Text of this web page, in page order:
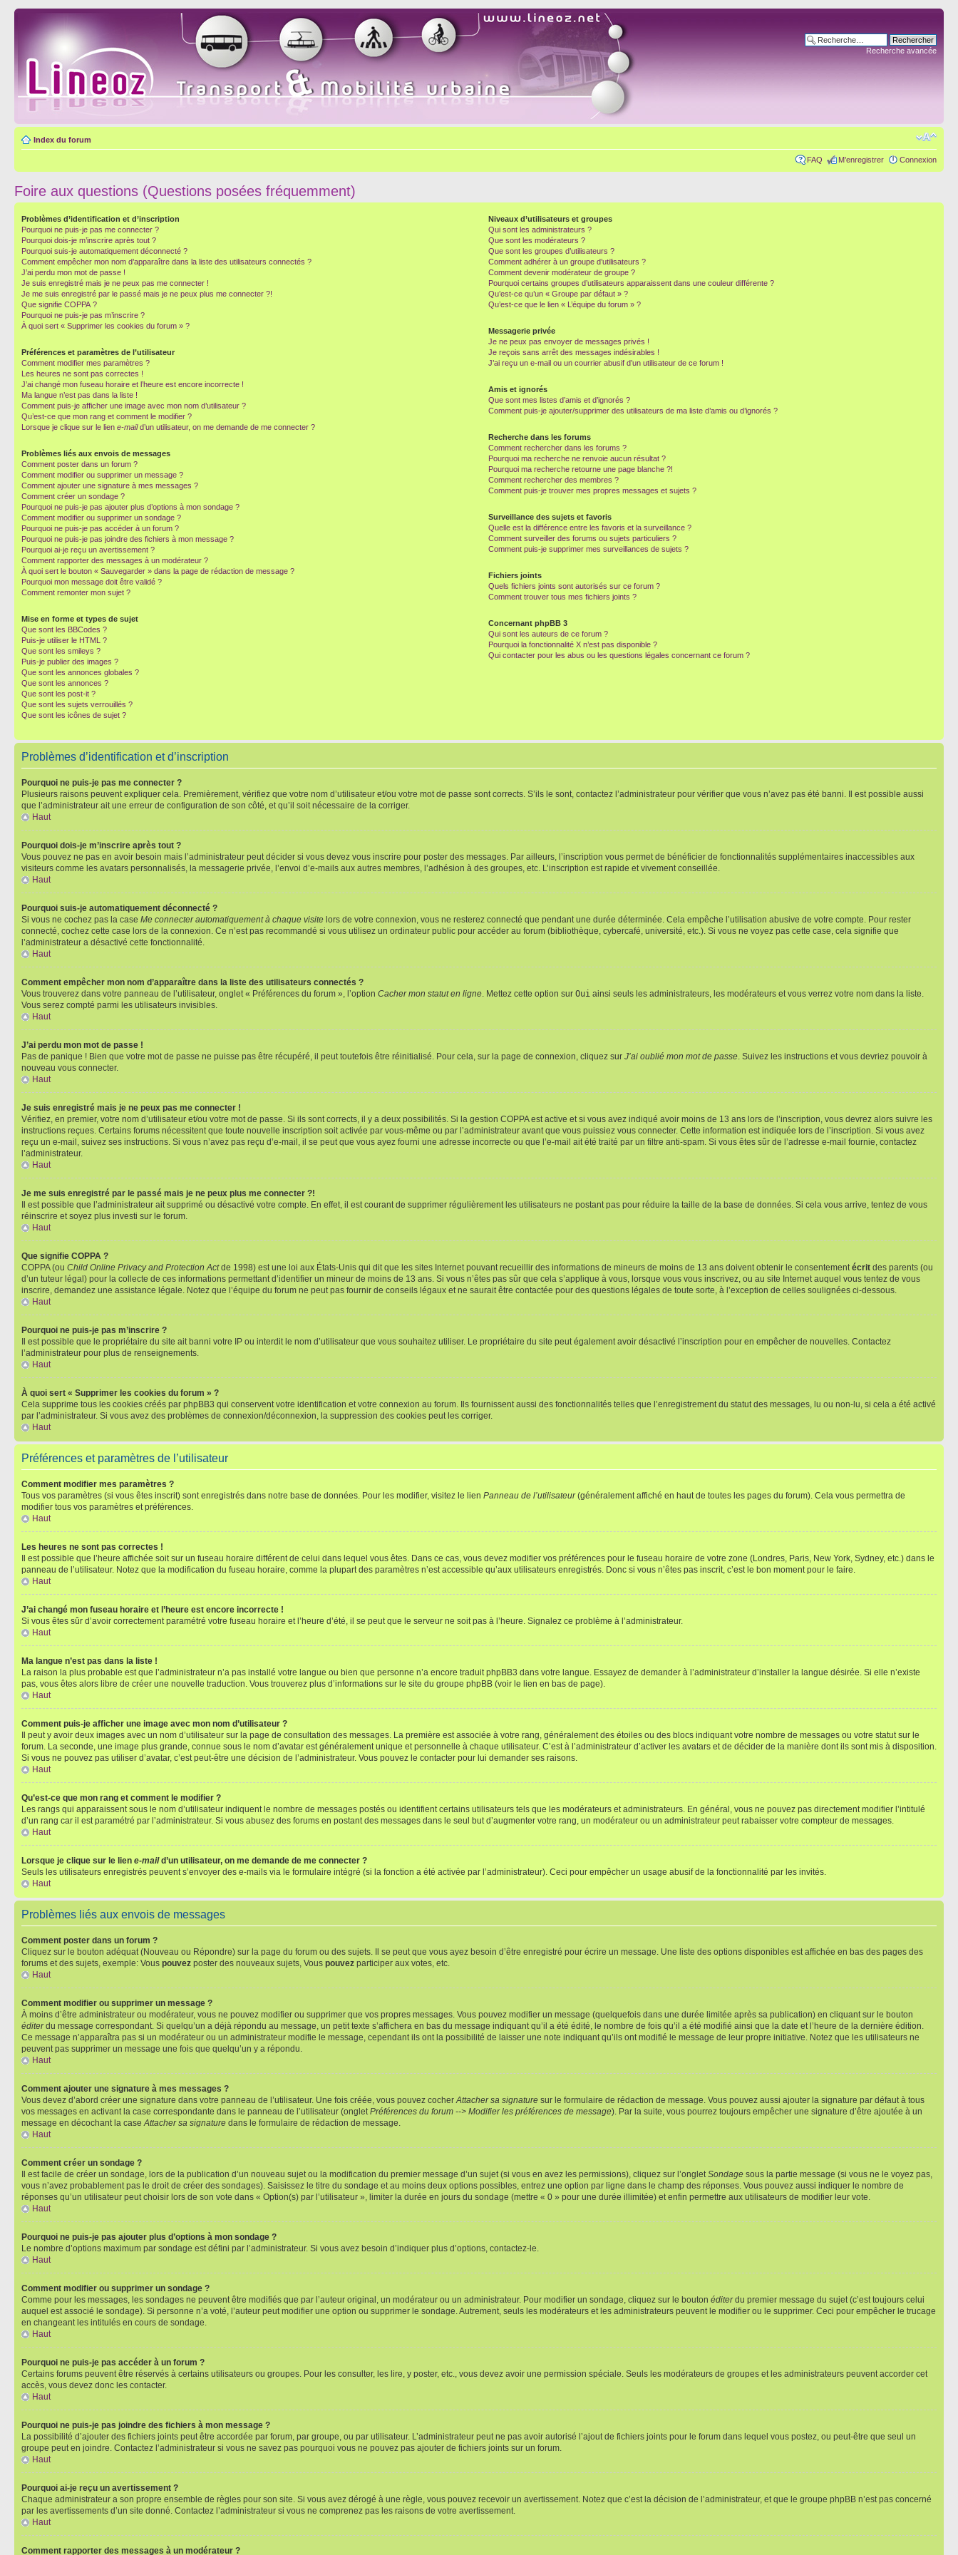
Recherche avancée
Index du forum
FAQ M’enregistrer Connexion
Foire aux questions (Questions posées fréquemment)
Problèmes d’identification et d’inscription
Pourquoi ne puis-je pas me connecter ?
Pourquoi dois-je m’inscrire après tout ?
Pourquoi suis-je automatiquement déconnecté ?
Comment empêcher mon nom d’apparaître dans la liste des utilisateurs connectés ?
J’ai perdu mon mot de passe !
Je suis enregistré mais je ne peux pas me connecter !
Je me suis enregistré par le passé mais je ne peux plus me connecter ?!
Que signifie COPPA ?
Pourquoi ne puis-je pas m’inscrire ?
À quoi sert « Supprimer les cookies du forum » ?
Préférences et paramètres de l’utilisateur
Comment modifier mes paramètres ?
Les heures ne sont pas correctes !
J’ai changé mon fuseau horaire et l’heure est encore incorrecte !
Ma langue n’est pas dans la liste !
Comment puis-je afficher une image avec mon nom d’utilisateur ?
Qu’est-ce que mon rang et comment le modifier ?
Lorsque je clique sur le lien e-maild’un utilisateur, on me demande de me connecter ?
Problèmes liés aux envois de messages
Comment poster dans un forum ?
Comment modifier ou supprimer un message ?
Comment ajouter une signature à mes messages ?
Comment créer un sondage ?
Pourquoi ne puis-je pas ajouter plus d’options à mon sondage ?
Comment modifier ou supprimer un sondage ?
Pourquoi ne puis-je pas accéder à un forum ?
Pourquoi ne puis-je pas joindre des fichiers à mon message ?
Pourquoi ai-je reçu un avertissement ?
Comment rapporter des messages à un modérateur ?
À quoi sert le bouton « Sauvegarder » dans la page de rédaction de message ?
Pourquoi mon message doit être validé ?
Comment remonter mon sujet ?
Mise en forme et types de sujet
Que sont les BBCodes ?
Puis-je utiliser le HTML ?
Que sont les smileys ?
Puis-je publier des images ?
Que sont les annonces globales ?
Que sont les annonces ?
Que sont les post-it ?
Que sont les sujets verrouillés ?
Que sont les icônes de sujet ?
Niveaux d’utilisateurs et groupes
Qui sont les administrateurs ?
Que sont les modérateurs ?
Que sont les groupes d’utilisateurs ?
Comment adhérer à un groupe d’utilisateurs ?
Comment devenir modérateur de groupe ?
Pourquoi certains groupes d’utilisateurs apparaissent dans une couleur différente ?
Qu’est-ce qu’un « Groupe par défaut » ?
Qu’est-ce que le lien « L’équipe du forum » ?
Messagerie privée
Je ne peux pas envoyer de messages privés !
Je reçois sans arrêt des messages indésirables !
J’ai reçu un e-mail ou un courrier abusif d’un utilisateur de ce forum !
Amis et ignorés
Que sont mes listes d’amis et d’ignorés ?
Comment puis-je ajouter/supprimer des utilisateurs de ma liste d’amis ou d’ignorés ?
Recherche dans les forums
Comment rechercher dans les forums ?
Pourquoi ma recherche ne renvoie aucun résultat ?
Pourquoi ma recherche retourne une page blanche ?!
Comment rechercher des membres ?
Comment puis-je trouver mes propres messages et sujets ?
Surveillance des sujets et favoris
Quelle est la différence entre les favoris et la surveillance ?
Comment surveiller des forums ou sujets particuliers ?
Comment puis-je supprimer mes surveillances de sujets ?
Fichiers joints
Quels fichiers joints sont autorisés sur ce forum ?
Comment trouver tous mes fichiers joints ?
Concernant phpBB 3
Qui sont les auteurs de ce forum ?
Pourquoi la fonctionnalité X n’est pas disponible ?
Qui contacter pour les abus ou les questions légales concernant ce forum ?
Problèmes d’identification et d’inscription
Pourquoi ne puis-je pas me connecter ?
Plusieurs raisons peuvent expliquer cela. Premièrement, vérifiez que votre nom d’utilisateur et/ou votre mot de passe sont corrects. S’ils le sont, contactez l’administrateur pour vérifier que vous n’avez pas été banni. Il est possible aussi
que l’administrateur ait une erreur de configuration de son côté, et qu’il soit nécessaire de la corriger.
Haut
Pourquoi dois-je m’inscrire après tout ?
Vous pouvez ne pas en avoir besoin mais l’administrateur peut décider si vous devez vous inscrire pour poster des messages. Par ailleurs, l’inscription vous permet de bénéficier de fonctionnalités supplémentaires inaccessibles aux
visiteurs comme les avatars personnalisés, la messagerie privée, l’envoi d’e-mails aux autres membres, l’adhésion à des groupes, etc. L’inscription est rapide et vivement conseillée.
Haut
Pourquoi suis-je automatiquement déconnecté ?
Si vous ne cochez pas la case Me connecter automatiquement à chaque visite lors de votre connexion, vous ne resterez connecté que pendant une durée déterminée. Cela empêche l’utilisation abusive de votre compte. Pour rester
connecté, cochez cette case lors de la connexion. Ce n’est pas recommandé si vous utilisez un ordinateur public pour accéder au forum (bibliothèque, cybercafé, université, etc.). Si vous ne voyez pas cette case, cela signifie que
l’administrateur a désactivé cette fonctionnalité.
Haut
Comment empêcher mon nom d’apparaître dans la liste des utilisateurs connectés ?
Vous trouverez dans votre panneau de l’utilisateur, onglet « Préférences du forum », l’option Cacher mon statut en ligne. Mettez cette option sur Oui ainsi seuls les administrateurs, les modérateurs et vous verrez votre nom dans la liste.
Vous serez compté parmi les utilisateurs invisibles.
Haut
J’ai perdu mon mot de passe !
Pas de panique ! Bien que votre mot de passe ne puisse pas être récupéré, il peut toutefois être réinitialisé. Pour cela, sur la page de connexion, cliquez sur J’ai oublié mon mot de passe. Suivez les instructions et vous devriez pouvoir à
nouveau vous connecter.
Haut
Je suis enregistré mais je ne peux pas me connecter !
Vérifiez, en premier, votre nom d’utilisateur et/ou votre mot de passe. Si ils sont corrects, il y a deux possibilités. Si la gestion COPPA est active et si vous avez indiqué avoir moins de 13 ans lors de l’inscription, vous devrez alors suivre les
instructions reçues. Certains forums nécessitent que toute nouvelle inscription soit activée par vous-même ou par l’administrateur avant que vous puissiez vous connecter. Cette information est indiquée lors de l’inscription. Si vous avez
reçu un e-mail, suivez ses instructions. Si vous n’avez pas reçu d’e-mail, il se peut que vous ayez fourni une adresse incorrecte ou que l’e-mail ait été traité par un filtre anti-spam. Si vous êtes sûr de l’adresse e-mail fournie, contactez
l’administrateur.
Haut
Je me suis enregistré par le passé mais je ne peux plus me connecter ?!
Il est possible que l’administrateur ait supprimé ou désactivé votre compte. En effet, il est courant de supprimer régulièrement les utilisateurs ne postant pas pour réduire la taille de la base de données. Si cela vous arrive, tentez de vous
réinscrire et soyez plus investi sur le forum.
Haut
Que signifie COPPA ?
COPPA (ou Child Online Privacy and Protection Actde 1998) est une loi aux États-Unis qui dit que les sites Internet pouvant recueillir des informations de mineurs de moins de 13 ans doivent obtenir le consentementécrit des parents (ou
d’un tuteur légal) pour la collecte de ces informations permettant d’identifier un mineur de moins de 13 ans. Si vous n’êtes pas sûr que cela s’applique à vous, lorsque vous vous inscrivez, ou au site Internet auquel vous tentez de vous
inscrire, demandez une assistance légale. Notez que l’équipe du forum ne peut pas fournir de conseils légaux et ne saurait être contactée pour des questions légales de toute sorte, à l’exception de celles soulignées ci-dessous.
Haut
Pourquoi ne puis-je pas m’inscrire ?
Il est possible que le propriétaire du site ait banni votre IP ou interdit le nom d’utilisateur que vous souhaitez utiliser. Le propriétaire du site peut également avoir désactivé l’inscription pour en empêcher de nouvelles. Contactez
l’administrateur pour plus de renseignements.
Haut
À quoi sert « Supprimer les cookies du forum » ?
Cela supprime tous les cookies créés par phpBB3 qui conservent votre identification et votre connexion au forum. Ils fournissent aussi des fonctionnalités telles que l’enregistrement du statut des messages, lu ou non-lu, si cela a été activé
par l’administrateur. Si vous avez des problèmes de connexion/déconnexion, la suppression des cookies peut les corriger.
Haut
Préférences et paramètres de l’utilisateur
Comment modifier mes paramètres ?
Tous vos paramètres (si vous êtes inscrit) sont enregistrés dans notre base de données. Pour les modifier, visitez le lien Panneau de l’utilisateur(généralement affiché en haut de toutes les pages du forum). Cela vous permettra de
modifier tous vos paramètres et préférences.
Haut
Les heures ne sont pas correctes !
Il est possible que l’heure affichée soit sur un fuseau horaire différent de celui dans lequel vous êtes. Dans ce cas, vous devez modifier vos préférences pour le fuseau horaire de votre zone (Londres, Paris, New York, Sydney, etc.) dans le
panneau de l’utilisateur. Notez que la modification du fuseau horaire, comme la plupart des paramètres n’est accessible qu’aux utilisateurs enregistrés. Donc si vous n’êtes pas inscrit, c’est le bon moment pour le faire.
Haut
J’ai changé mon fuseau horaire et l’heure est encore incorrecte !
Si vous êtes sûr d’avoir correctement paramétré votre fuseau horaire et l’heure d’été, il se peut que le serveur ne soit pas à l’heure. Signalez ce problème à l’administrateur.
Haut
Ma langue n’est pas dans la liste !
La raison la plus probable est que l’administrateur n’a pas installé votre langue ou bien que personne n’a encore traduit phpBB3 dans votre langue. Essayez de demander à l’administrateur d’installer la langue désirée. Si elle n’existe
pas, vous êtes alors libre de créer une nouvelle traduction. Vous trouverez plus d’informations sur le site du groupe phpBB (voir le lien en bas de page).
Haut
Comment puis-je afficher une image avec mon nom d’utilisateur ?
Il peut y avoir deux images avec un nom d’utilisateur sur la page de consultation des messages. La première est associée à votre rang, généralement des étoiles ou des blocs indiquant votre nombre de messages ou votre statut sur le
forum. La seconde, une image plus grande, connue sous le nom d’avatar est généralement unique et personnelle à chaque utilisateur. C’est à l’administrateur d’activer les avatars et de décider de la manière dont ils sont mis à disposition.
Si vous ne pouvez pas utiliser d’avatar, c’est peut-être une décision de l’administrateur. Vous pouvez le contacter pour lui demander ses raisons.
Haut
Qu’est-ce que mon rang et comment le modifier ?
Les rangs qui apparaissent sous le nom d’utilisateur indiquent le nombre de messages postés ou identifient certains utilisateurs tels que les modérateurs et administrateurs. En général, vous ne pouvez pas directement modifier l’intitulé
d’un rang car il est paramétré par l’administrateur. Si vous abusez des forums en postant des messages dans le seul but d’augmenter votre rang, un modérateur ou un administrateur peut rabaisser votre compteur de messages.
Haut
Lorsque je clique sur le lien e-maild’un utilisateur, on me demande de me connecter ?
Seuls les utilisateurs enregistrés peuvent s’envoyer des e-mails via le formulaire intégré (si la fonction a été activée par l’administrateur). Ceci pour empêcher un usage abusif de la fonctionnalité par les invités.
Haut
Problèmes liés aux envois de messages
Comment poster dans un forum ?
Cliquez sur le bouton adéquat (Nouveau ou Répondre) sur la page du forum ou des sujets. Il se peut que vous ayez besoin d’être enregistré pour écrire un message. Une liste des options disponibles est affichée en bas des pages des
forums et des sujets, exemple: Vous pouvez poster des nouveaux sujets, Vous pouvez participer aux votes, etc.
Haut
Comment modifier ou supprimer un message ?
À moins d’être administrateur ou modérateur, vous ne pouvez modifier ou supprimer que vos propres messages. Vous pouvez modifier un message (quelquefois dans une durée limitée après sa publication) en cliquant sur le bouton
éditerdu message correspondant. Si quelqu’un a déjà répondu au message, un petit texte s’affichera en bas du message indiquant qu’il a été édité, le nombre de fois qu’il a été modifié ainsi que la date et l’heure de la dernière édition.
Ce message n’apparaîtra pas si un modérateur ou un administrateur modifie le message, cependant ils ont la possibilité de laisser une note indiquant qu’ils ont modifié le message de leur propre initiative. Notez que les utilisateurs ne
peuvent pas supprimer un message une fois que quelqu’un y a répondu.
Haut
Comment ajouter une signature à mes messages ?
Vous devez d’abord créer une signature dans votre panneau de l’utilisateur. Une fois créée, vous pouvez cocherAttacher sa signature sur le formulaire de rédaction de message. Vous pouvez aussi ajouter la signature par défaut à tous
vos messages en activant la case correspondante dans le panneau de l’utilisateur (ongletPréférences du forum --> Modifier les préférences de message). Par la suite, vous pourrez toujours empêcher une signature d’être ajoutée à un
message en décochant la caseAttacher sa signature dans le formulaire de rédaction de message.
Haut
Comment créer un sondage ?
Il est facile de créer un sondage, lors de la publication d’un nouveau sujet ou la modification du premier message d’un sujet (si vous en avez les permissions), cliquez sur l’ongletSondage sous la partie message (si vous ne le voyez pas,
vous n’avez probablement pas le droit de créer des sondages). Saisissez le titre du sondage et au moins deux options possibles, entrez une option par ligne dans le champ des réponses. Vous pouvez aussi indiquer le nombre de
réponses qu’un utilisateur peut choisir lors de son vote dans « Option(s) par l’utilisateur », limiter la durée en jours du sondage (mettre « 0 » pour une durée illimitée) et enfin permettre aux utilisateurs de modifier leur vote.
Haut
Pourquoi ne puis-je pas ajouter plus d’options à mon sondage ?
Le nombre d’options maximum par sondage est défini par l’administrateur. Si vous avez besoin d’indiquer plus d’options, contactez-le.
Haut
Comment modifier ou supprimer un sondage ?
Comme pour les messages, les sondages ne peuvent être modifiés que par l’auteur original, un modérateur ou un administrateur. Pour modifier un sondage, cliquez sur le bouton éditerdu premier message du sujet (c’est toujours celui
auquel est associé le sondage). Si personne n’a voté, l’auteur peut modifier une option ou supprimer le sondage. Autrement, seuls les modérateurs et les administrateurs peuvent le modifier ou le supprimer. Ceci pour empêcher le trucage
en changeant les intitulés en cours de sondage.
Haut
Pourquoi ne puis-je pas accéder à un forum ?
Certains forums peuvent être réservés à certains utilisateurs ou groupes. Pour les consulter, les lire, y poster, etc., vous devez avoir une permission spéciale. Seuls les modérateurs de groupes et les administrateurs peuvent accorder cet
accès, vous devez donc les contacter.
Haut
Pourquoi ne puis-je pas joindre des fichiers à mon message ?
La possibilité d’ajouter des fichiers joints peut être accordée par forum, par groupe, ou par utilisateur. L’administrateur peut ne pas avoir autorisé l’ajout de fichiers joints pour le forum dans lequel vous postez, ou peut-être que seul un
groupe peut en joindre. Contactez l’administrateur si vous ne savez pas pourquoi vous ne pouvez pas ajouter de fichiers joints sur un forum.
Haut
Pourquoi ai-je reçu un avertissement ?
Chaque administrateur a son propre ensemble de règles pour son site. Si vous avez dérogé à une règle, vous pouvez recevoir un avertissement. Notez que c’est la décision de l’administrateur, et que le groupe phpBB n’est pas concerné
par les avertissements d’un site donné. Contactez l’administrateur si vous ne comprenez pas les raisons de votre avertissement.
Haut
Comment rapporter des messages à un modérateur ?